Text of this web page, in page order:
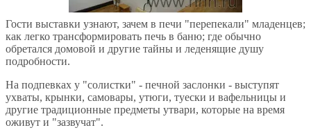
Гости выставки узнают, зачем в печи "перепекали" младенцев;
как легко трансформировать печь в баню; где обычно
обретался домовой и другие тайны и леденящие душу
подробности.
На подпевках у "солистки" - печной заслонки - выступят
ухваты, крынки, самовары, утюги, туески и вафельницы и
другие традиционные предметы утвари, которые на время
оживут и "зазвучат".